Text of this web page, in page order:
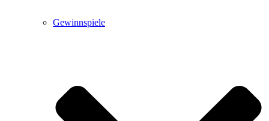
Gewinnspiele